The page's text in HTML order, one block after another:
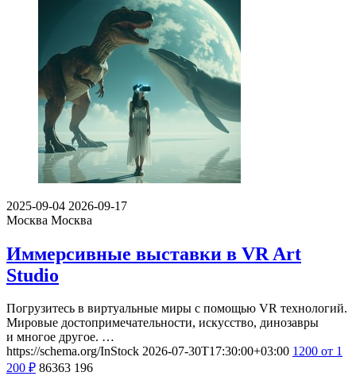
2025-09-04 2026-09-17
Москва Москва
Иммерсивные выставки в VR Art
Studio
Погрузитесь в виртуальные миры с помощью VR технологий.
Мировые достопримечательности, искусство, динозавры
и многое другое. …
https://schema.org/InStock 2026-07-30T17:30:00+03:00 1200 от 1
200 ₽ 86363 196